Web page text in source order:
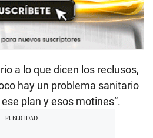
a lo que dicen los reclusos,
hay un problema sanitario
plan y esos motines”.